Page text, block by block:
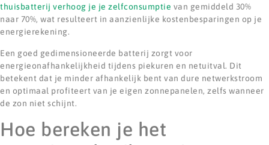
thuisbatterij verhoog je je zelfconsumptie van gemiddeld 30%
naar 70%, wat resulteert in aanzienlijke kostenbesparingen op je
energierekening.
Een goed gedimensioneerde batterij zorgt voor
energieonafhankelijkheid tijdens piekuren en netuitval. Dit
betekent dat je minder afhankelijk bent van dure netwerkstroom
en optimaal profiteert van je eigen zonnepanelen, zelfs wanneer
de zon niet schijnt.
Hoe bereken je het